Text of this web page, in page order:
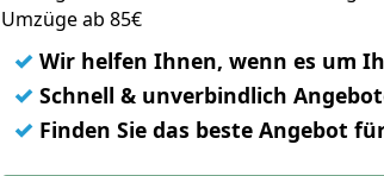
Umzüge ab 85€
✓ Wir helfen Ihnen, wenn es um
✓ Schnell & unverbindlich
✓ Finden Sie das beste Angebot